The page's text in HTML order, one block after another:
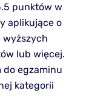
punktów w
aplikujące o
wyższych
lub więcej.
do egzaminu
kategorii